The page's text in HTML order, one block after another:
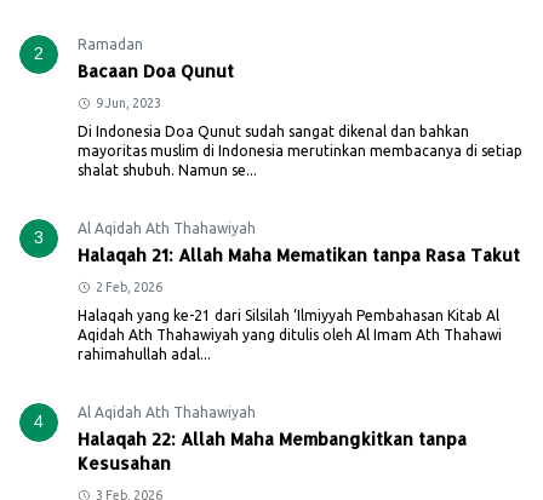
2 Ramadan
Bacaan Doa Qunut
9 Jun, 2023
Di Indonesia Doa Qunut sudah sangat dikenal dan bahkan
mayoritas muslim di Indonesia merutinkan membacanya di setiap
shalat shubuh. Namun se...
3 Al Aqidah Ath Thahawiyah
Halaqah 21: Allah Maha Mematikan tanpa Rasa Takut
2 Feb, 2026
Halaqah yang ke-21 dari Silsilah ‘Ilmiyyah Pembahasan Kitab Al
Aqidah Ath Thahawiyah yang ditulis oleh Al Imam Ath Thahawi
rahimahullah adal...
4 Al Aqidah Ath Thahawiyah
Halaqah 22: Allah Maha Membangkitkan tanpa
Kesusahan
3 Feb, 2026